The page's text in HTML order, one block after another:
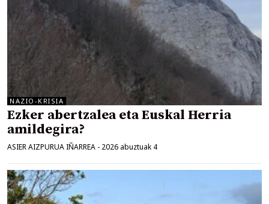
NAZIO-KRISIA
Ezker abertzalea eta Euskal Herria
amildegira?
ASIER AIZPURUA IÑARREA - 2026 abuztuak 4